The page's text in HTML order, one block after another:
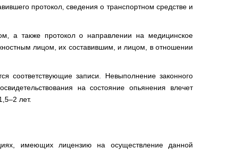
протокол, сведения о транспортном средстве и
а также протокол о направлении на медицинское
лицом, их составившим, и лицом, в отношении
соответствующие записи. Невыполнение законного
на состояние опьянения влечет
лет.
имеющих лицензию на осуществление данной